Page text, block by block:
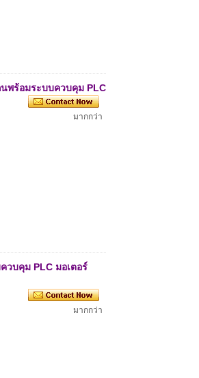
พร้อมระบบควบคุม PLC
มากกว่า
วบคุม PLC มอเตอร์
มากกว่า